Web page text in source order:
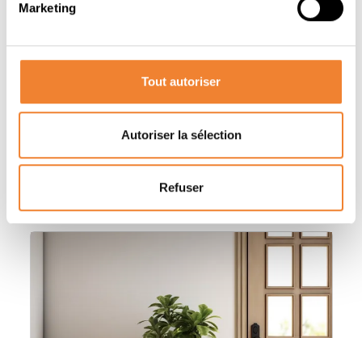
Marketing
Tout autoriser
Autoriser la sélection
Refuser
Autres annonces qui pourraient vous
intéresser